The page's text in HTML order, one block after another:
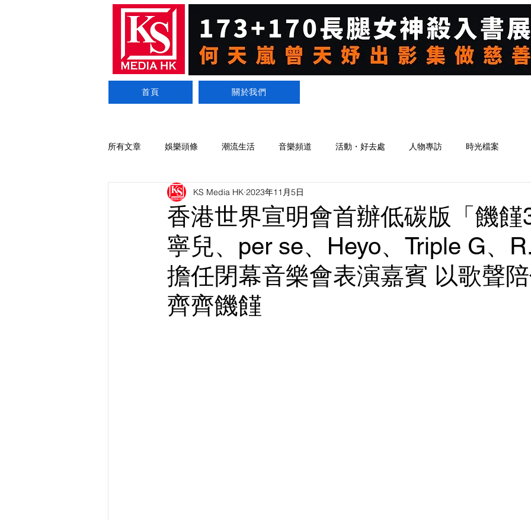
首頁 關於我們
所有文章 娛樂頭條 潮流生活 音樂頻道 活動・好去處 人物專訪 時光檔案
香港世界宣明會首辦低碳版「饑饉
寧兒、per se、Heyo、Triple G、
擔任閉幕音樂會表演嘉賓 以歌聲
齊齊饑饉
KS Media HK 2023年11月5日